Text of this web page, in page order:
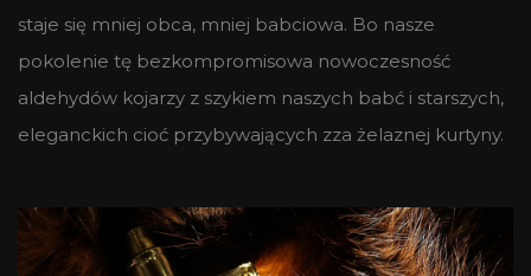
staje się mniej obca, mniej babciowa. Bo nasze
pokolenie tę bezkompromisowa nowoczesność
aldehydów kojarzy z szykiem naszych babć i starszych,
eleganckich cioć przybywających zza żelaznej kurtyny.